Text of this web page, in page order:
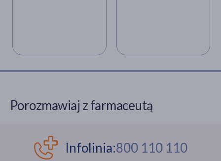
Porozmawiaj z farmaceutą
Infolinia:800 110 110